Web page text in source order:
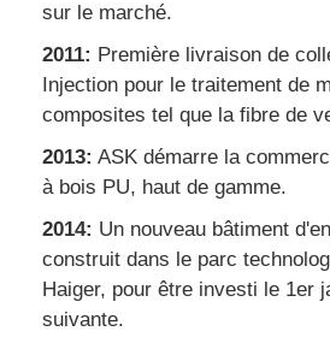
sur le marché.
2011: Première livraison de
Injection pour le traitement de
composites tel que la fibre de
2013: ASK démarre la
à bois PU, haut de gamme.
2014: Un nouveau bâtiment
construit dans le parc
Haiger, pour être investi le 1er
suivante.